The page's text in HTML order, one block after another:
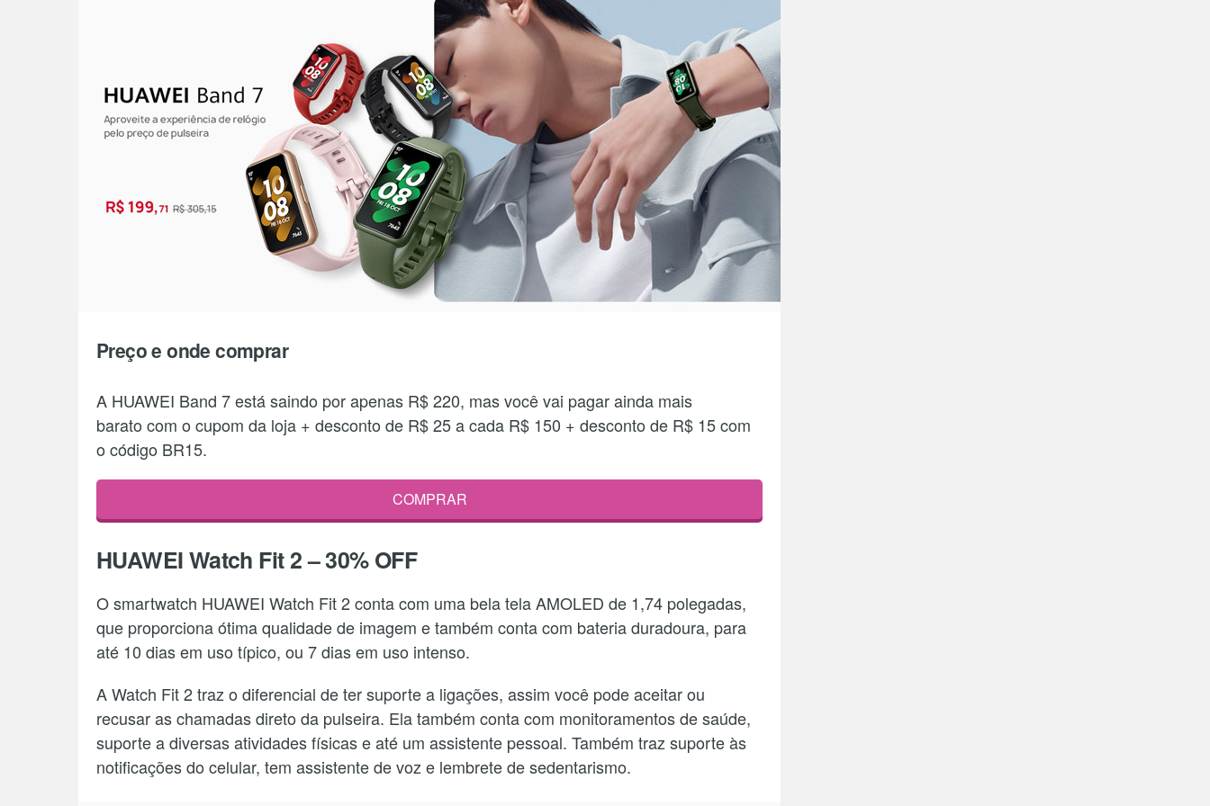
Preço e onde comprar
A HUAWEI Band 7 está saindo por apenas R$ 220, mas você vai pagar ainda mais
barato com o cupom da loja + desconto de R$ 25 a cada R$ 150 + desconto de R$ 15 com
o código BR15.
COMPRAR
HUAWEI Watch Fit 2 – 30% OFF
O smartwatch HUAWEI Watch Fit 2 conta com uma bela tela AMOLED de 1,74 polegadas,
que proporciona ótima qualidade de imagem e também conta com bateria duradoura, para
até 10 dias em uso típico, ou 7 dias em uso intenso.
A Watch Fit 2 traz o diferencial de ter suporte a ligações, assim você pode aceitar ou
recusar as chamadas direto da pulseira. Ela também conta com monitoramentos de saúde,
suporte a diversas atividades físicas e até um assistente pessoal. Também traz suporte às
notificações do celular, tem assistente de voz e lembrete de sedentarismo.